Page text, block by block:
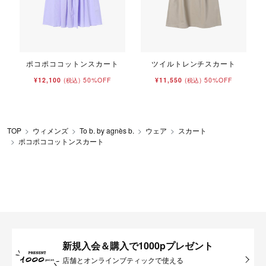
ポコポココットンスカート
¥12,100 (税込) 50%OFF
ツイルトレンチスカート
¥11,550 (税込) 50%OFF
TOP ウィメンズ To b. by agnès b. ウェア
スカート
ポコポココットンスカート
新規入会＆購入で1000pプレゼント
店舗とオンラインブティックで使える